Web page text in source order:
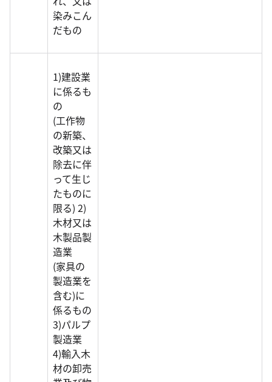
染みこん
だもの
1)建設業
に係るも
の
(工作物
の新築、
改築又は
除去に伴
って生じ
たものに
限る) 2)
木材又は
木製品製
造業
(家具の
製造業を
含む)に
係るもの
3)パルプ
製造業
4)輸入木
材の卸売